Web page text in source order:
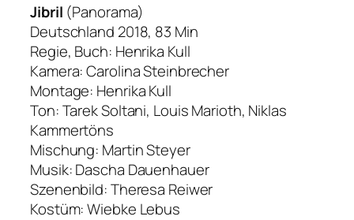
Jibril (Panorama)
Deutschland 2018, 83 Min
Regie, Buch: Henrika Kull
Kamera: Carolina Steinbrecher
Montage: Henrika Kull
Ton: Tarek Soltani, Louis Marioth, Niklas
Kammertöns
Mischung: Martin Steyer
Musik: Dascha Dauenhauer
Szenenbild: Theresa Reiwer
Kostüm: Wiebke Lebus